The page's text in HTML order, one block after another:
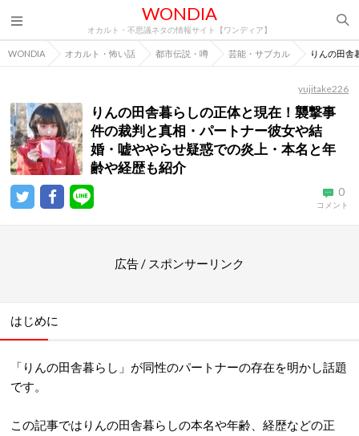
WONDIA
オカルト・不思議ネタの情報サイト【ワンディア】
WONDIA オカルト・怖い話 都市伝説・噂 芸能・サブカル りんの田舎
yujitake226
りんの田舎暮らしの正体と現在！襲撃事
件の裁判と真相・パートナー彼女や結
婚・嘘ややらせ疑惑での炎上・本名と年
齢や経歴も紹介
0
コメント
広告 / スポンサーリンク
はじめに
「りんの田舎暮らし」が同性のパートナーの存在を明かし話題
です。
この記事ではりんの田舎暮らしの本名や年齢、経歴などの正